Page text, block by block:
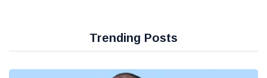
Trending Posts